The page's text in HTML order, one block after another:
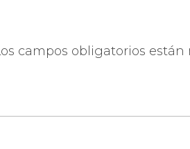
campos obligatorios están